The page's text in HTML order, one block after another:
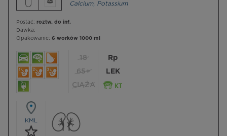
Calcium, Potassium
Postać: roztw. do inf.
Dawka:
Opakowanie: 6 worków 1000 ml
18
65+
CIĄŻA
Rp
LEK
KML